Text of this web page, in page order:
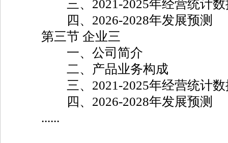
三、2021-2025年经营统计数
四、2026-2028年发展预测
第三节 企业三
一、公司简介
二、产品业务构成
三、2021-2025年经营统计数
四、2026-2028年发展预测
......